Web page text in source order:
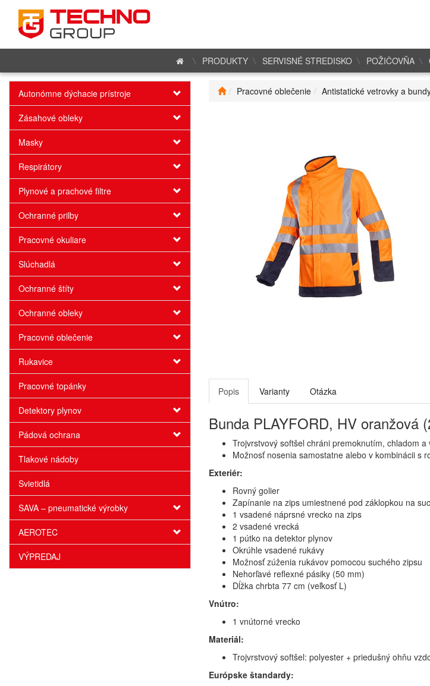
PRODUKTY SERVISNÉ STREDISKO POŽIČOVŇA
Autonómne dýchacie prístroje
Zásahové obleky
Masky
Respirátory
Plynové a prachové filtre
Ochranné prilby
Pracovné okuliare
Slúchadlá
Ochranné štíty
Ochranné obleky
Pracovné oblečenie
Rukavice
Pracovné topánky
Detektory plynov
Pádová ochrana
Tlakové nádoby
Svietidlá
SAVA – pneumatické výrobky
AEROTEC
VÝPREDAJ
Pracovné oblečenie Antistatické vetrovky a
Popis Varianty Otázka
Bunda PLAYFORD, HV oranžová
Trojvrstvový softšel chráni premoknutím, chladom a
Možnosť nosenia samostatne alebo v kombinácii s
Exteriér:
Rovný golier
Zapínanie na zips umiestnené pod záklopkou na
1 vsadené náprsné vrecko na zips
2 vsadené vrecká
1 pútko na detektor plynov
Okrúhle vsadené rukávy
Možnosť zúženia rukávov pomocou suchého zipsu
Nehorľavé reflexné pásiky (50 mm)
Dĺžka chrbta 77 cm (veľkosť L)
Vnútro:
1 vnútorné vrecko
Materiál:
Trojvrstvový softšel: polyester + priedušný ohňu
Európske štandardy: